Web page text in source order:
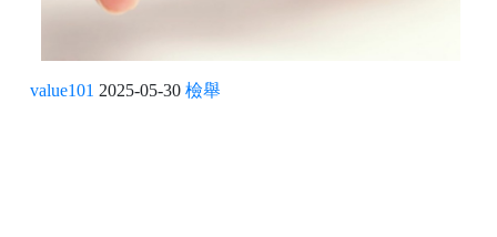
value101 2025-05-30 檢舉